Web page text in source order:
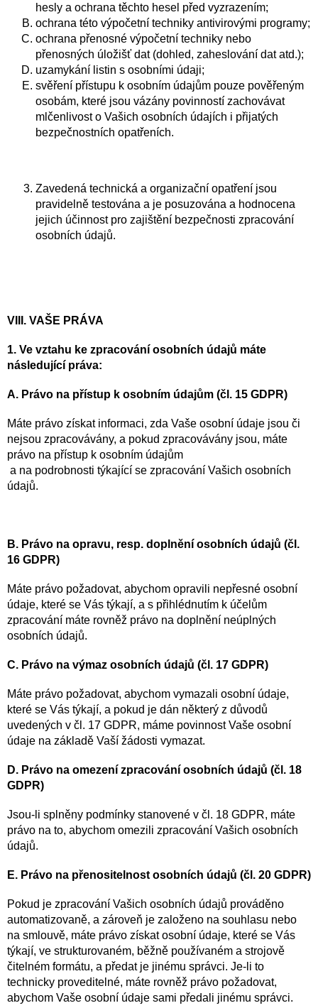
hesly a ochrana těchto hesel před vyzrazením;
ochrana této výpočetní techniky antivirovými programy;
ochrana přenosné výpočetní techniky nebo
přenosných úložišť dat (dohled, zaheslování dat atd.);
uzamykání listin s osobními údaji;
svěření přístupu k osobním údajům pouze pověřeným
osobám, které jsou vázány povinností zachovávat
mlčenlivost o Vašich osobních údajích i přijatých
bezpečnostních opatřeních.
Zavedená technická a organizační opatření jsou
pravidelně testována a je posuzována a hodnocena
jejich účinnost pro zajištění bezpečnosti zpracování
osobních údajů.
VIII. VAŠE P RÁVA
1. Ve vztahu ke zpracování osobních údajů máte
následující práva:
A. Právo na přístup k osobním údajům (čl. 15 GDPR)
Máte právo získat informaci, zda Vaše osobní údaje jsou či
nejsou zpracovávány, a pokud zpracovávány jsou, máte
právo na přístup k osobním údajům
a na podrobnosti týkající se zpracování Vašich osobních
údajů.
B. Právo na opravu, resp. doplnění osobních údajů (čl.
16 GDPR)
Máte právo požadovat, abychom opravili nepřesné osobní
údaje, které se Vás týkají, a s přihlédnutím k účelům
zpracování máte rovněž právo na doplnění neúplných
osobních údajů.
C. Právo na výmaz osobních údajů (čl. 17 GDPR)
Máte právo požadovat, abychom vymazali osobní údaje,
které se Vás týkají, a pokud je dán některý z důvodů
uvedených v čl. 17 GDPR, máme povinnost Vaše osobní
údaje na základě Vaší žádosti vymazat.
D. Právo na omezení zpracování osobních údajů (čl. 18
GDPR)
Jsou-li splněny podmínky stanovené v čl. 18 GDPR, máte
právo na to, abychom omezili zpracování Vašich osobních
údajů.
E. Právo na přenositelnost osobních údajů (čl. 20 GDPR)
Pokud je zpracování Vašich osobních údajů prováděno
automatizovaně, a zároveň je založeno na souhlasu nebo
na smlouvě, máte právo získat osobní údaje, které se Vás
týkají, ve strukturovaném, běžně používaném a strojově
čitelném formátu, a předat je jinému správci. Je-li to
technicky proveditelné, máte rovněž právo požadovat,
abychom Vaše osobní údaje sami předali jinému správci.